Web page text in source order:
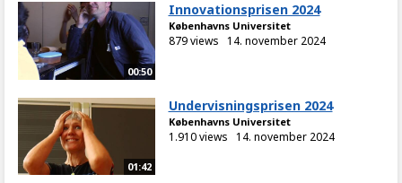
00:50
Innovationsprisen 2024
Københavns Universitet
879 views 14. november 2024
01:42
Undervisningsprisen 2024
Københavns Universitet
1.910 views 14. november 2024